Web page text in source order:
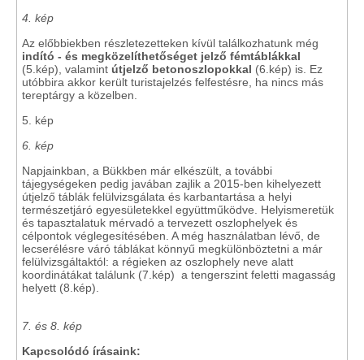
4. kép
Az előbbiekben részletezetteken kívül találkozhatunk még
indító - és megközelíthetőséget jelző fémtáblákkal
(5.kép), valamint útjelző betonoszlopokkal (6.kép) is. Ez
utóbbira akkor került turistajelzés felfestésre, ha nincs más
tereptárgy a közelben.
5. kép
6. kép
Napjainkban, a Bükkben már elkészült, a további
tájegységeken pedig javában zajlik a 2015-ben kihelyezett
útjelző táblák felülvizsgálata és karbantartása a helyi
természetjáró egyesületekkel együttműködve. Helyismeretük
és tapasztalatuk mérvadó a tervezett oszlophelyek és
célpontok véglegesítésében. A még használatban lévő, de
lecserélésre váró táblákat könnyű megkülönböztetni a már
felülvizsgáltaktól: a régieken az oszlophely neve alatt
koordinátákat találunk (7.kép) a tengerszint feletti magasság
helyett (8.kép).
7. és 8. kép
Kapcsolódó írásaink: